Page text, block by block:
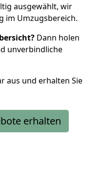
ausgewählt, wir
im Umzugsbereich.
Dann holen
unverbindliche
aus und erhalten Sie
erhalten